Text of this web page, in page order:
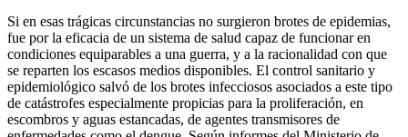
Si en esas trágicas circunstancias no surgieron brotes de epidemias,
fue por la eficacia de un sistema de salud capaz de funcionar en
condiciones equiparables a una guerra, y a la racionalidad con que
se reparten los escasos medios disponibles. El control sanitario y
epidemiológico salvó de los brotes infecciosos asociados a este tipo
de catástrofes especialmente propicias para la proliferación, en
escombros y aguas estancadas, de agentes transmisores de